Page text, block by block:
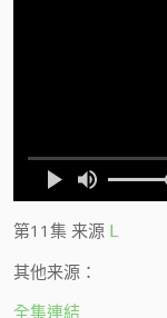
第11集 来源 L
其他来源：
全集連結